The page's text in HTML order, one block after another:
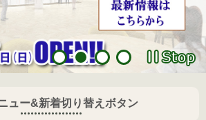
ュー&新着切り替えボタン